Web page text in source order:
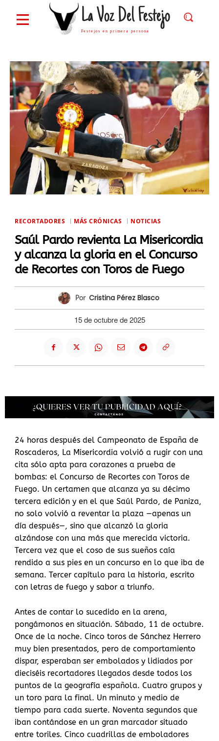
La Voz Del Festejo
Festejos en primera persona
RECORTADORES MÁS CRÓNICAS NOTICIAS
Saúl Pardo revienta La Misericordia
y alcanza la gloria en el Concurso
de Recortes con Toros de Fuego
Por Cristina Pérez Blasco
15 de octubre de 2025
24 horas después del Campeonato de España de
Roscaderos, La Misericordia volvió a rugir con una
cita sólo apta para corazones a prueba de
bombas: el Concurso de Recortes con Toros de
Fuego. Un certamen que alcanza ya su décimo
tercera edición y en el que Saúl Pardo, de Paniza,
no solo volvió a reventar la plaza —apenas un
día después—, sino que alcanzó la gloria
alzándose con una más que merecida victoria.
Tercera vez que el coso de sus sueños caía
rendido a sus pies en un concurso en lo que iba de
semana. Tercer capítulo para la historia, escrito
con letras de fuego y sabor a triunfo.
Antes de contar lo sucedido en la arena,
pongámonos en situación. Sábado, 11 de octubre.
Once de la noche. Cinco toros de Sánchez Herrero
muy bien presentados, pero de comportamiento
dispar, esperaban ser embolados y lidiados por
dieciséis recortadores llegados desde todos los
puntos de la geografía española. Cuatro grupos y
un toro para la final. Un minuto y medio de
tiempo para cada suerte. Noventa segundos que
iban contándose en un gran marcador situado
entre toriles. Cinco cuadrillas de emboladores